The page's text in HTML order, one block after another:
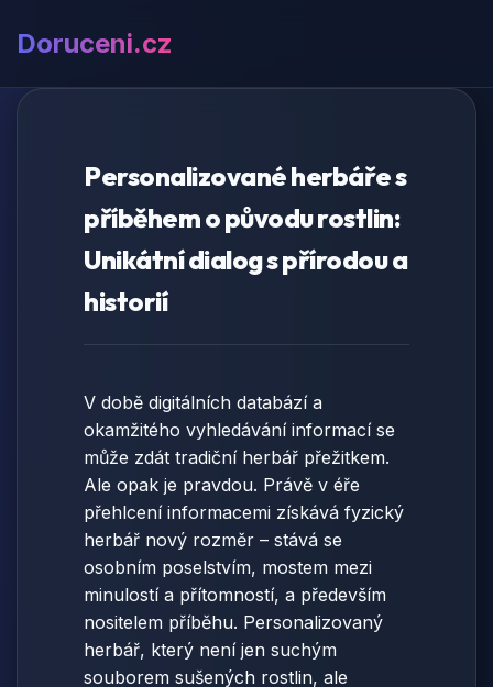
Doruceni.cz
Personalizované herbáře s
příběhem o původu rostlin:
Unikátní dialog s přírodou a
historií
V době digitálních databází a
okamžitého vyhledávání informací se
může zdát tradiční herbář přežitkem.
Ale opak je pravdou. Právě v éře
přehlcení informacemi získává fyzický
herbář nový rozměr – stává se
osobním poselstvím, mostem mezi
minulostí a přítomností, a především
nositelem příběhu. Personalizovaný
herbář, který není jen suchým
souborem sušených rostlin, ale